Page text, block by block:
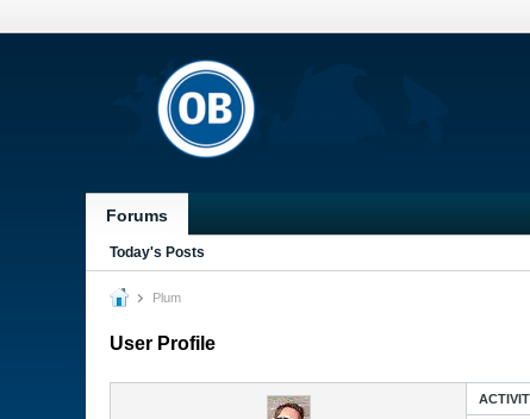
Forums
Today's Posts
Plum
User Profile